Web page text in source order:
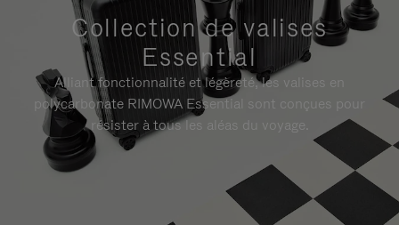
Collection de valises
Essential
Alliant fonctionnalité et légèreté, les valises en
polycarbonate RIMOWA Essential sont conçues pour
résister à tous les aléas du voyage.